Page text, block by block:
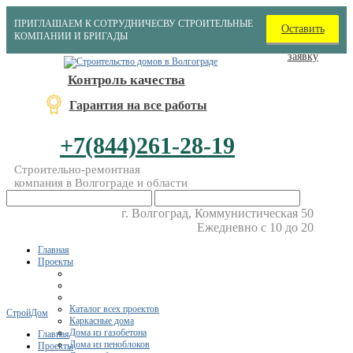
ПРИГЛАШАЕМ К СОТРУДНИЧЕСВУ СТРОИТЕЛЬНЫЕ
КОМПАНИИ И БРИГАДЫ
Оставить
заявку
Контроль качества
Гарантия на все работы
+7(844)261-28-19
Строительно-ремонтная
компания в Волгограде и области
г. Волгоград, Коммунистическая 50
Ежедневно с 10 до 20
Главная
Проекты
Каталог всех проектов
Каркасные дома
Дома из газобетона
Дома из пеноблоков
СтройДом
Главная
Проекты